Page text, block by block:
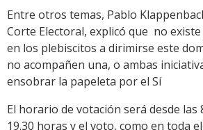
Link
Entre otros temas, Pablo
Corte Electoral, explicó que no
en los plebiscitos a dirimirse este
no acompañen una, o ambas
ensobrar la papeleta por el Sí
El horario de votación será desde las
19.30 horas y el voto, como en toda